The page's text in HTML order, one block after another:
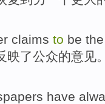
claims to be
映了公众的意见
have